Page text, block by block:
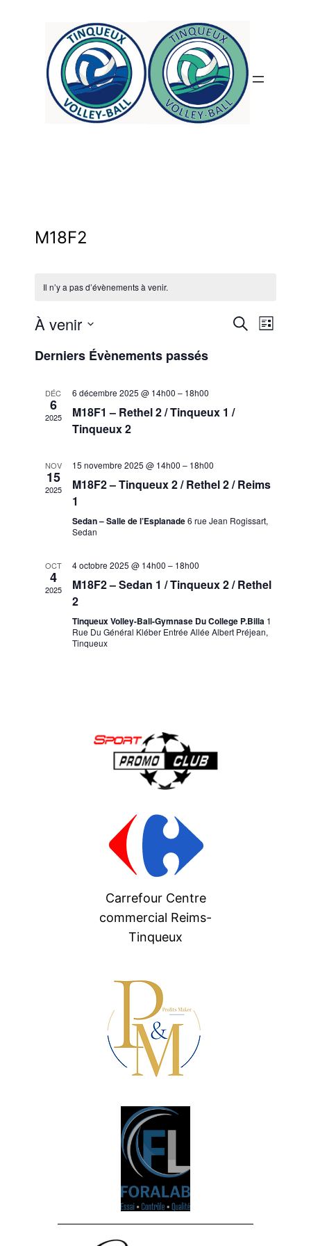
M18F2
Il n’y a pas d’évènements à venir.
vues
Recherche
Liste
À venir
une
Derniers Évènements passés
DÉC
6
2025
6 décembre 2025 @ 14h00 – 18h00
M18F1 – Rethel 2 / Tinqueux 1 /
Tinqueux 2
NOV
15
2025
15 novembre 2025 @ 14h00 – 18h00
M18F2 – Tinqueux 2 / Rethel 2 / Reims
1
Sedan – Salle de l’Esplanade6 rue Jean Rogissart,
Sedan
OCT
4
2025
4 octobre 2025 @ 14h00 – 18h00
M18F2 – Sedan 1 / Tinqueux 2 / Rethel
2
Tinqueux Volley-Ball-Gymnase Du College P.Billa 1
Rue Du Général Kléber Entrée Allée Albert Préjean,
Tinqueux
Carrefour Centre
commercial Reims-
Tinqueux